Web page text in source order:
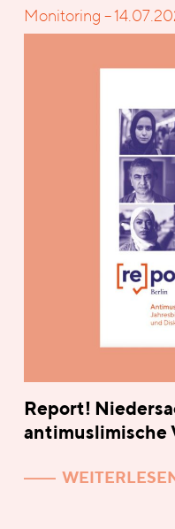
Monitoring –
Report!
antimuslimische
WEITERLESEN